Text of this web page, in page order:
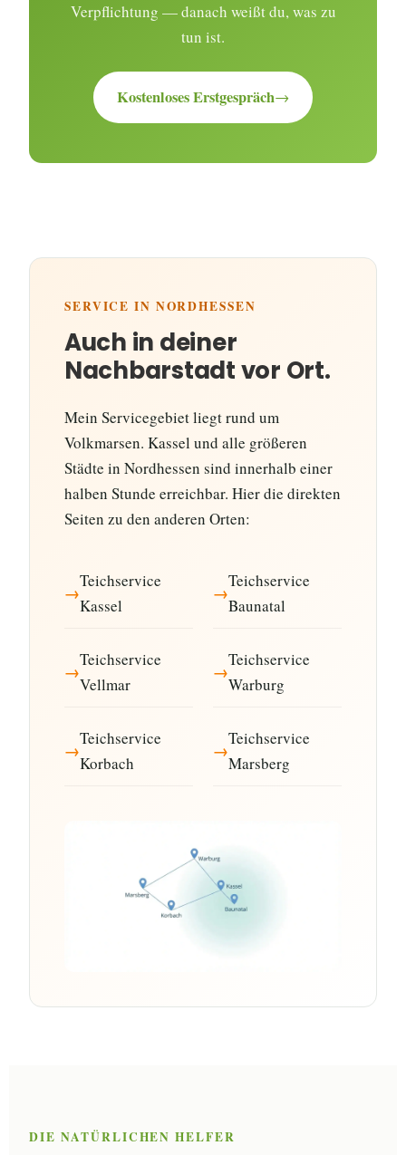
Verpflichtung — danach weißt du, was zu
tun ist.
Kostenloses Erstgespräch
SERVICE IN NORDHESSEN
Auch in deiner
Nachbarstadt vor Ort.
Mein Servicegebiet liegt rund um
Volkmarsen. Kassel und alle größeren
Städte in Nordhessen sind innerhalb einer
halben Stunde erreichbar. Hier die direkten
Seiten zu den anderen Orten:
Teichservice
Kassel
Teichservice
Baunatal
Teichservice
Vellmar
Teichservice
Warburg
Teichservice
Korbach
Teichservice
Marsberg
DIE NATÜRLICHEN HELFER